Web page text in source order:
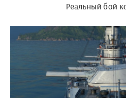
Реальный бой